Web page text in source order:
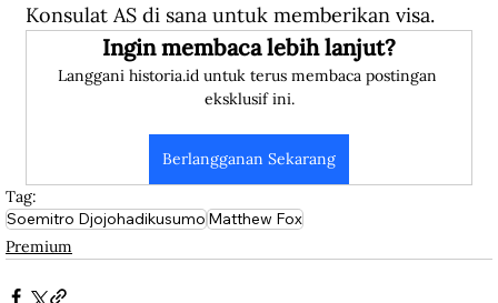
Konsulat AS di sana untuk memberikan visa.
Ingin membaca lebih lanjut?
Langgani historia.id untuk terus membaca postingan
eksklusif ini.
Berlangganan Sekarang
Tag:
Soemitro DjojohadikusumoMatthew Fox
Premium